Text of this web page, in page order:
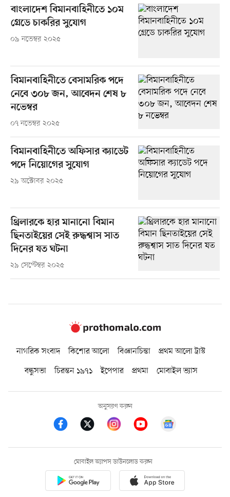
বাংলাদেশ বিমানবাহিনীতে ১০ম
গ্রেডে চাকরির সুযোগ
০৯ নভেম্বর ২০২৫
বিমানবাহিনীতে বেসামরিক পদে
নেবে ৩০৮ জন, আবেদন শেষ ৮
নভেম্বর
০৭ নভেম্বর ২০২৫
বিমানবাহিনীতে অফিসার ক্যাডেট
পদে নিয়োগের সুযোগ
২৯ অক্টোবর ২০২৫
থ্রিলারকে হার মানানো বিমান
ছিনতাইয়ের সেই রুদ্ধশ্বাস সাত
দিনের যত ঘটনা
২৯ সেপ্টেম্বর ২০২৫
নাগরিক সংবাদ কিশোর আলো বিজ্ঞানচিন্তা
প্রথম আলো ট্রাস্ট
বন্ধুসভা
চিরন্তন ১৯৭১ ইপেপার প্রথমা মোবাইল ভ্যাস
অনুসরণ করুন
মোবাইল অ্যাপস ডাউনলোড করুন